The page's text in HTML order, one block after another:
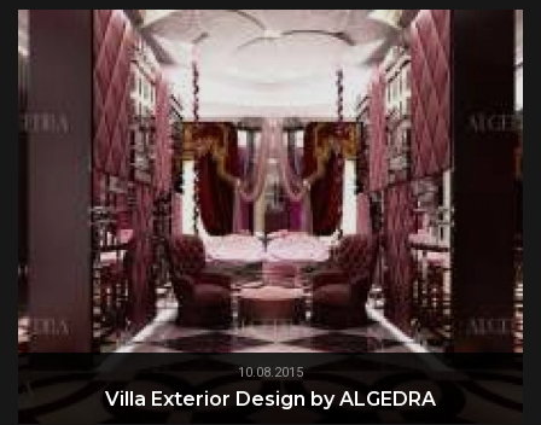
10.08.2015
Villa Exterior Design by ALGEDRA